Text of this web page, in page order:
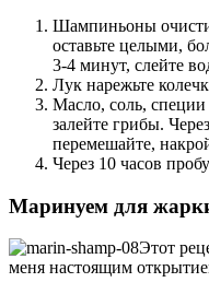
Шампиньоны
оставьте целыми,
3-4 минут, слейте
Лук нарежьте
Масло, соль, специи
залейте грибы.
перемешайте,
Через 10 часов
Маринуем для
Этот
меня настоящим